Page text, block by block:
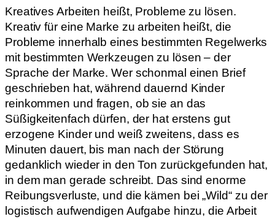
Kreatives Arbeiten heißt, Probleme zu lösen.
Kreativ für eine Marke zu arbeiten heißt, die
Probleme innerhalb eines bestimmten Regelwerks
mit bestimmten Werkzeugen zu lösen – der
Sprache der Marke. Wer schonmal einen Brief
geschrieben hat, während dauernd Kinder
reinkommen und fragen, ob sie an das
Süßigkeitenfach dürfen, der hat erstens gut
erzogene Kinder und weiß zweitens, dass es
Minuten dauert, bis man nach der Störung
gedanklich wieder in den Ton zurückgefunden hat,
in dem man gerade schreibt. Das sind enorme
Reibungsverluste, und die kämen bei „Wild“ zu der
logistisch aufwendigen Aufgabe hinzu, die Arbeit